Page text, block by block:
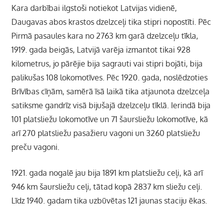
Kara darbībai ilgstoši notiekot Latvijas vidienē,
Daugavas abos krastos dzelzceļi tika stipri nopostīti. Pēc
Pirmā pasaules kara no 2763 km garā dzelzceļu tīkla,
1919. gada beigās, Latvijā varēja izmantot tikai 928
kilometrus, jo pārējie bija sagrauti vai stipri bojāti, bija
palikušas 108 lokomotīves. Pēc 1920. gada, noslēdzoties
Brīvības cīņām, samērā īsā laikā tika atjaunota dzelzceļa
satiksme gandrīz visā bijušajā dzelzceļu tīklā. Ierindā bija
101 platsliežu lokomotīve un 71 šaursliežu lokomotīve, kā
arī 270 platsliežu pasažieru vagoni un 3260 platsliežu
preču vagoni.
1921. gada nogalē jau bija 1891 km platsliežu ceļi, kā arī
946 km šaursliežu ceļi, tātad kopā 2837 km sliežu ceļi.
Līdz 1940. gadam tika uzbūvētas 121 jaunas staciju ēkas.